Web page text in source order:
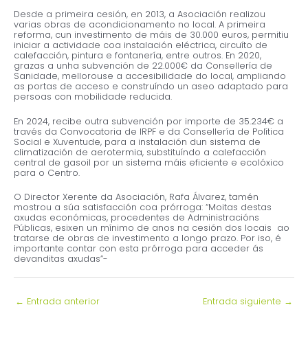
Desde a primeira cesión, en 2013, a Asociación realizou
varias obras de acondicionamento no local. A primeira
reforma, cun investimento de máis de 30.000 euros, permitiu
iniciar a actividade coa instalación eléctrica, circuíto de
calefacción, pintura e fontanería, entre outros. En 2020,
grazas a unha subvención de 22.000€ da Consellería de
Sanidade, mellorouse a accesibilidade do local, ampliando
as portas de acceso e construíndo un aseo adaptado para
persoas con mobilidade reducida.
En 2024, recibe outra subvención por importe de 35.234€ a
través da Convocatoria de IRPF e da Consellería de Política
Social e Xuventude, para a instalación dun sistema de
climatización de aerotermia, substituíndo a calefacción
central de gasoil por un sistema máis eficiente e ecolóxico
para o Centro.
O Director Xerente da Asociación, Rafa Álvarez, tamén
mostrou a súa satisfacción coa prórroga: “Moitas destas
axudas económicas, procedentes de Administracións
Públicas, esixen un mínimo de anos na cesión dos locais ao
tratarse de obras de investimento a longo prazo. Por iso, é
importante contar con esta prórroga para acceder ás
devanditas axudas”-
← Entrada anterior Entrada siguiente →